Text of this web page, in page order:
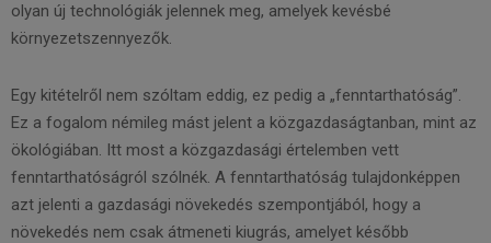
olyan új technológiák jelennek meg, amelyek kevésbé
környezetszennyezők.
Egy kitételről nem szóltam eddig, ez pedig a „fenntarthatóság”.
Ez a fogalom némileg mást jelent a közgazdaságtanban, mint az
ökológiában. Itt most a közgazdasági értelemben vett
fenntarthatóságról szólnék. A fenntarthatóság tulajdonképpen
azt jelenti a gazdasági növekedés szempontjából, hogy a
növekedés nem csak átmeneti kiugrás, amelyet később